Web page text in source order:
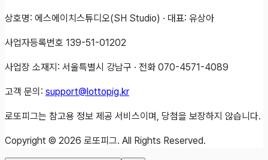
상호명: 에스에이치스튜디오(SH Studio) · 대표: 유상아
사업자등록번호 139-51-01202
사업장 소재지: 서울특별시 강남구 · 전화 070-4571-4089
고객 문의: support@lottopig.kr
로또피그는 참고용 정보 제공 서비스이며, 당첨을 보장하지 않습니다.
Copyright © 2026 로또피그. All Rights Reserved.